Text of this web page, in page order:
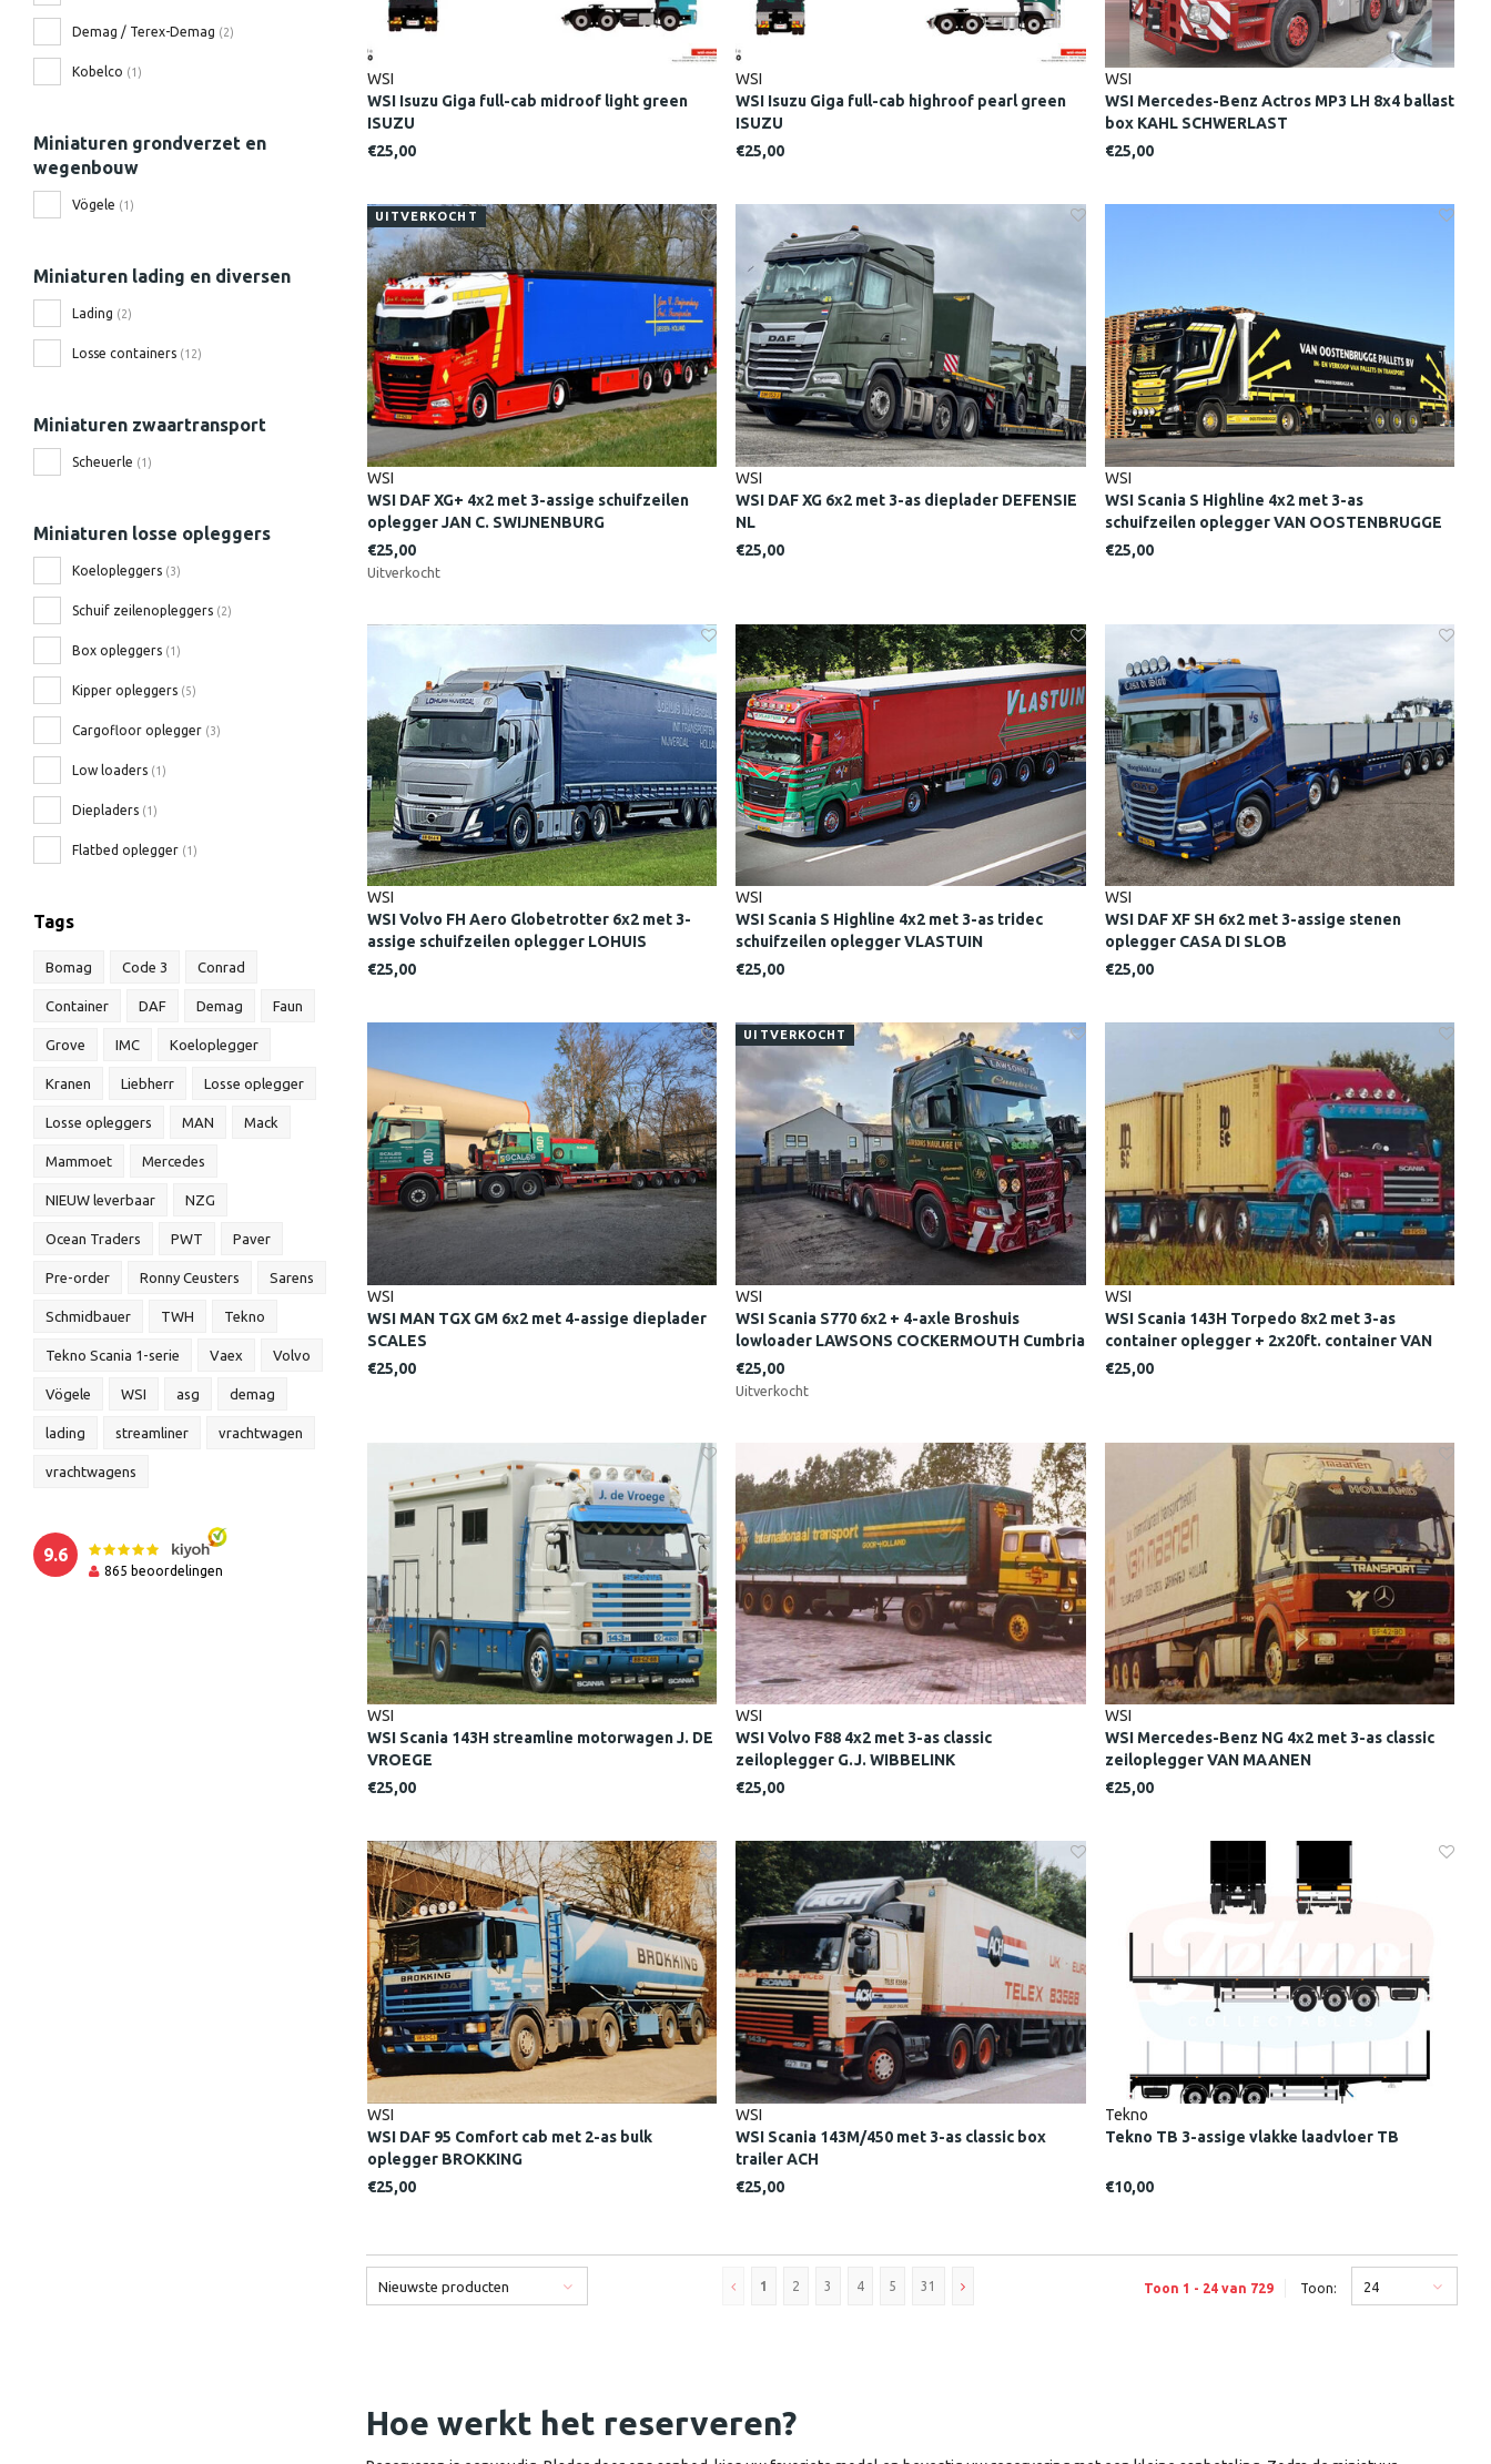
Demag / Terex-Demag (2)
Kobelco (1)
Miniaturen grondverzet en
wegenbouw
Vögele (1)
Miniaturen lading en diversen
Lading (2)
Losse containers (12)
Miniaturen zwaartransport
Scheuerle (1)
Miniaturen losse opleggers
Koelopleggers (3)
Schuif zeilenopleggers (2)
Box opleggers (1)
Kipper opleggers (5)
Cargofloor oplegger (3)
Low loaders (1)
Diepladers (1)
Flatbed oplegger (1)
Tags
Bomag Code 3 Conrad
Container DAF Demag Faun
Grove IMC Koeloplegger
Kranen Liebherr Losse oplegger
Losse opleggers MAN Mack
Mammoet Mercedes
NIEUW leverbaar NZG
Ocean Traders PWT Paver
Pre-order Ronny Ceusters Sarens
Schmidbauer TWH Tekno
Tekno Scania 1-serie Vaex Volvo
Vögele WSI asg demag
lading streamliner vrachtwagen
vrachtwagens
9.6
865 beoordelingen
WSI
WSI Isuzu Giga full-cab midroof light green
ISUZU
€25,00
WSI
WSI Isuzu Giga full-cab highroof pearl green
ISUZU
€25,00
WSI
WSI Mercedes-Benz Actros MP3 LH 8x4 ballast
box KAHL SCHWERLAST
€25,00
UITVERKOCHT
WSI
WSI DAF XG+ 4x2 met 3-assige schuifzeilen
oplegger JAN C. SWIJNENBURG
€25,00
Uitverkocht
WSI
WSI DAF XG 6x2 met 3-as dieplader DEFENSIE
NL
€25,00
WSI
WSI Scania S Highline 4x2 met 3-as
schuifzeilen oplegger VAN OOSTENBRUGGE
€25,00
WSI
WSI Volvo FH Aero Globetrotter 6x2 met 3-
assige schuifzeilen oplegger LOHUIS
NIJVERDAL
€25,00
WSI
WSI Scania S Highline 4x2 met 3-as tridec
schuifzeilen oplegger VLASTUIN
€25,00
WSI
WSI DAF XF SH 6x2 met 3-assige stenen
oplegger CASA DI SLOB
€25,00
WSI
WSI MAN TGX GM 6x2 met 4-assige dieplader
SCALES
€25,00
UITVERKOCHT
WSI
WSI Scania S770 6x2 + 4-axle Broshuis
lowloader LAWSONS COCKERMOUTH Cumbria
England
€25,00
Uitverkocht
WSI
WSI Scania 143H Torpedo 8x2 met 3-as
container oplegger + 2x20ft. container VAN
DRUNEN
€25,00
WSI
WSI Scania 143H streamline motorwagen J. DE
VROEGE
€25,00
WSI
WSI Volvo F88 4x2 met 3-as classic
zeiloplegger G.J. WIBBELINK
€25,00
WSI
WSI Mercedes-Benz NG 4x2 met 3-as classic
zeiloplegger VAN MAANEN
€25,00
WSI
WSI DAF 95 Comfort cab met 2-as bulk
oplegger BROKKING
€25,00
WSI
WSI Scania 143M/450 met 3-as classic box
trailer ACH
€25,00
Tekno
Tekno TB 3-assige vlakke laadvloer TB
€10,00
Nieuwste producten 1 2 3 4 5 31 Toon 1 - 24 van 729 Toon: 24
Hoe werkt het reserveren?